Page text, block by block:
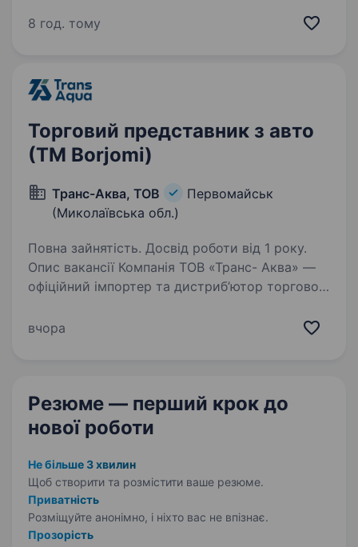
на території м. Запоріжжя, Запорізької,
8 год. тому
Торговий представник з авто
(ТМ Borjomi)
Транс-Аква, ТОВ
Первомайськ
(Миколаївська обл.)
Повна зайнятість. Досвід роботи від 1 року.
Опис вакансії Компанія ТОВ «Транс- Аква» —
офіційний імпортер та дистриб’ютор торгової
команди Торгового представника (авто
вчора
Резюме — перший крок до
нової роботи
Не більше 3 хвилин
Щоб створити та розмістити ваше резюме.
Приватність
Розміщуйте анонімно, і ніхто вас не впізнає.
Прозорість